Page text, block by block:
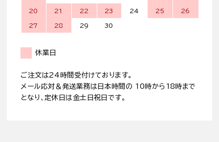
20 21 22 23 24 25 26
27 28 29 30
休業日
ご注文は24時間受付けております。
メール応対＆発送業務は日本時間の 10時から18時まで
となり、定休日は金土日祝日です。